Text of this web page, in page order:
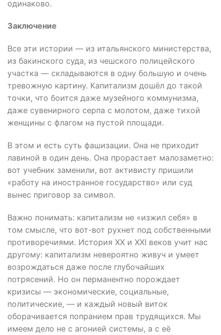
одинаково.
Заключение
Все эти истории — из итальянского министерства,
из бакинского суда, из чешского полицейского
участка — складываются в одну большую и очень
тревожную картину. Капитализм дошёл до такой
точки, что боится даже музейного коммунизма,
даже сувенирного серпа с молотом, даже тихой
женщины с флагом на пустой площади.
В этом и есть суть фашизации. Она не приходит
лавиной в один день. Она прорастает малозаметно:
вот учебник заменили, вот активисту пришили
«работу на иностранное государство» или суд
вынес приговор за символ.
Важно понимать: капитализм не «изжил себя» в
том смысле, что вот-вот рухнет под собственными
противоречиями. История XX и XXI веков учит нас
другому: капитализм невероятно живуч и умеет
возрождаться даже после глубочайших
потрясений. Но он перманентно порождает
кризисы — экономические, социальные,
политические, — и каждый новый виток
оборачивается попранием прав трудящихся. Мы
имеем дело не с агонией системы, а с её